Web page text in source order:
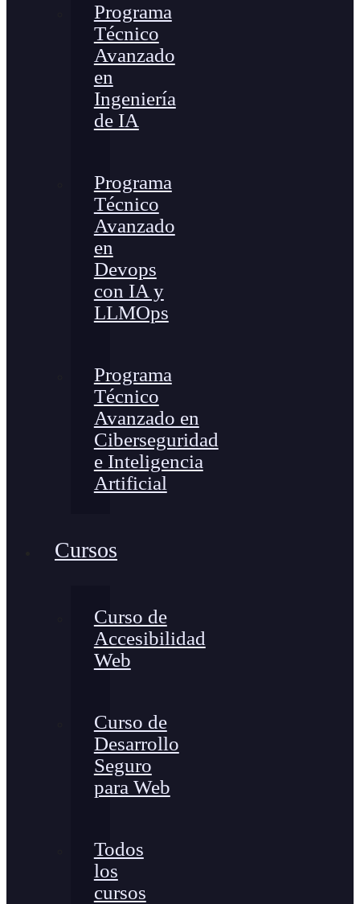
Programa
Técnico
Avanzado
en
Ingeniería
de IA
Programa
Técnico
Avanzado
en
Devops
con IA y
LLMOps
Programa
Técnico
Avanzado en
Ciberseguridad
e Inteligencia
Artificial
Cursos
Curso de
Accesibilidad
Web
Curso de
Desarrollo
Seguro
para Web
Todos
los
cursos